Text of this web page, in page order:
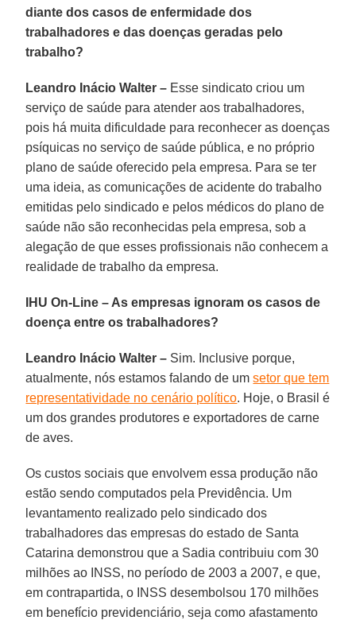
diante dos casos de enfermidade dos
trabalhadores e das doenças geradas pelo
trabalho?
Leandro Inácio Walter – Esse sindicato criou um
serviço de saúde para atender aos trabalhadores,
pois há muita dificuldade para reconhecer as doenças
psíquicas no serviço de saúde pública, e no próprio
plano de saúde oferecido pela empresa. Para se ter
uma ideia, as comunicações de acidente do trabalho
emitidas pelo sindicado e pelos médicos do plano de
saúde não são reconhecidas pela empresa, sob a
alegação de que esses profissionais não conhecem a
realidade de trabalho da empresa.
IHU On-Line – As empresas ignoram os casos de
doença entre os trabalhadores?
Leandro Inácio Walter – Sim. Inclusive porque,
atualmente, nós estamos falando de umsetor que tem
representatividade no cenário político. Hoje, o Brasil é
um dos grandes produtores e exportadores de carne
de aves.
Os custos sociais que envolvem essa produção não
estão sendo computados pela Previdência. Um
levantamento realizado pelo sindicado dos
trabalhadores das empresas do estado de Santa
Catarina demonstrou que a Sadia contribuiu com 30
milhões ao INSS, no período de 2003 a 2007, e que,
em contrapartida, o INSS desembolsou 170 milhões
em benefício previdenciário, seja como afastamento